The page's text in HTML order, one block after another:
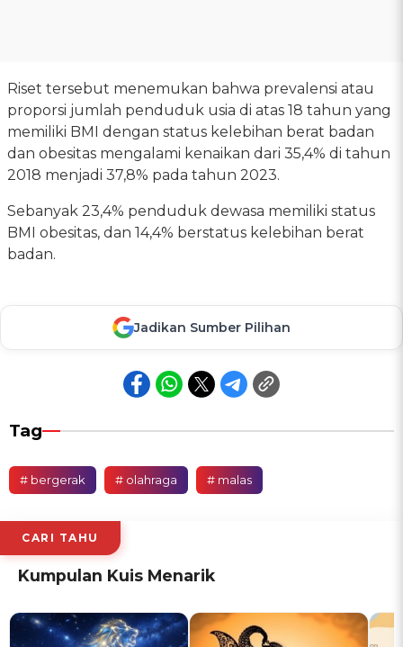
Riset tersebut menemukan bahwa prevalensi atau
proporsi jumlah penduduk usia di atas 18 tahun yang
memiliki BMI dengan status kelebihan berat badan
dan obesitas mengalami kenaikan dari 35,4% di tahun
2018 menjadi 37,8% pada tahun 2023.
Sebanyak 23,4% penduduk dewasa memiliki status
BMI obesitas, dan 14,4% berstatus kelebihan berat
badan.
Jadikan Sumber Pilihan
Tag
# bergerak # olahraga # malas
CARI TAHU
Kumpulan Kuis Menarik